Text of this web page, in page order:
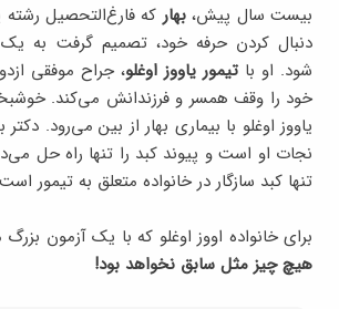
بیست سال پیش،بهار که فارغ‌التحصیل
دنبال کردن حرفه خود، تصمیم گرفت به یک
شود. او با تیمور یاووز اوغلو، جراح موفقی
خود را وقف همسر و فرزندانش می‌کند.
یاووز اوغلو با بیماری بهار از بین می‌رود.
نجات او است و پیوند کبد را تنها راه حل
تنها کبد سازگار در خانواده متعلق به تیمور
برای خانواده اووز اوغلو که با یک آزمون
هیچ چیز مثل سابق نخواهد بود!